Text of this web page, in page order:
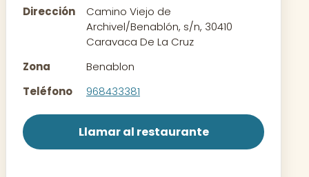
Contacto
Dirección
Camino Viejo de
Archivel/Benablón, s/n, 30410
Caravaca De La Cruz
Zona
Benablon
Teléfono
968433381
Llamar al restaurante